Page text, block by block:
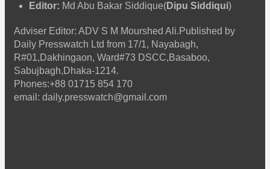
Editor: Md Abu Bakar Siddique(Dipu Siddiqui)
Adviser Editor: ADV S M Mourshed Ali.Published by
Daily Presswatch Ltd from 17/1, Nayabagh,
R#01,Dakhingaon, Ward#73 DSCC,Basaboo,
Sabujbagh,Dhaka-1214.
Phones:+88 01715 854 170
email: daily.presswatch@gmail.com